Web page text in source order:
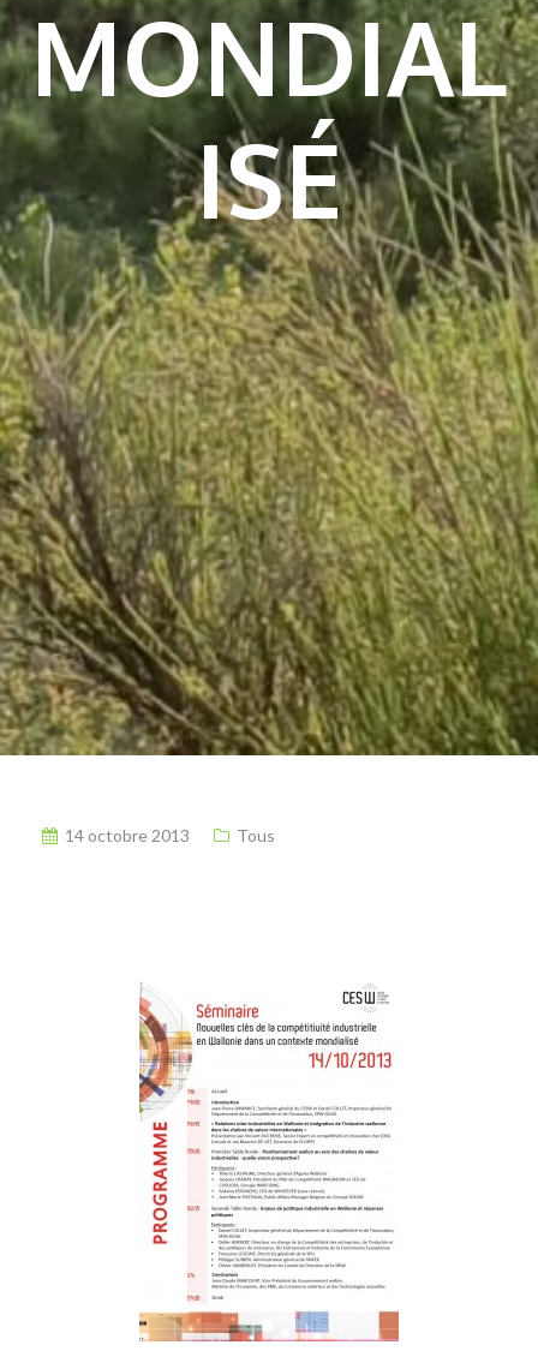
MONDIAL
ISÉ
14 octobre 2013 Tous